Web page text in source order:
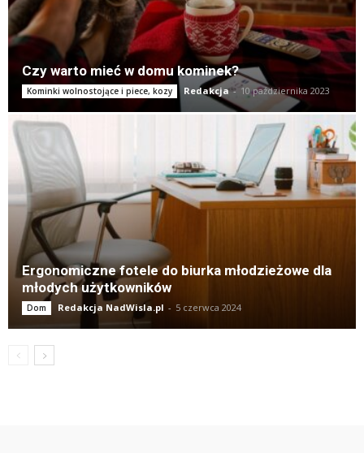
Czy warto mieć w domu kominek?
Kominki wolnostojące i piece, kozy Redakcja - 10 października 2023
Ergonomiczne fotele do biurka młodzieżowe dla
młodych użytkowników
Dom Redakcja NadWisla.pl - 5 czerwca 2024